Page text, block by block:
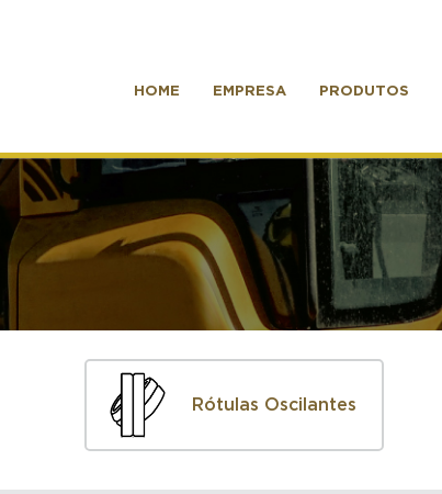
HOME EMPRESA PRODUTOS
Rótulas Oscilantes